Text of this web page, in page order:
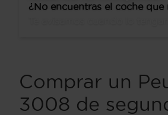
¿No encuentras el coche que
Comprar un
3008 de